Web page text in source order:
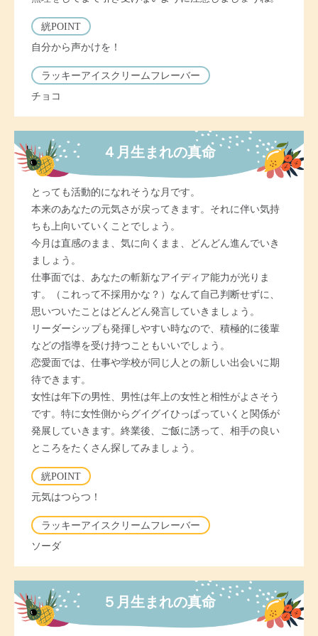
絖POINT
自分から声かけを！
ラッキーアイスクリームフレーバー
チョコ
４月生まれの真命
とっても活動的になれそうな月です。
本来のあなたの元気さが戻ってきます。それに伴い気持
ちも上向いていくことでしょう。
今月は直感のまま、気に向くまま、どんどん進んでいき
ましょう。
仕事面では、あなたの斬新なアイディア能力が光りま
す。（これって不採用かな？）なんて自己判断せずに、
思いついたことはどんどん発言していきましょう。
リーダーシップも発揮しやすい時なので、積極的に後輩
などの指導を受け持つこともいいでしょう。
恋愛面では、仕事や学校が同じ人との新しい出会いに期
待できます。
女性は年下の男性、男性は年上の女性と相性がよさそう
です。特に女性側からグイグイひっぱっていくと関係が
発展していきます。終業後、ご飯に誘って、相手の良い
ところをたくさん探してみましょう。
絖POINT
元気はつらつ！
ラッキーアイスクリームフレーバー
ソーダ
５月生まれの真命